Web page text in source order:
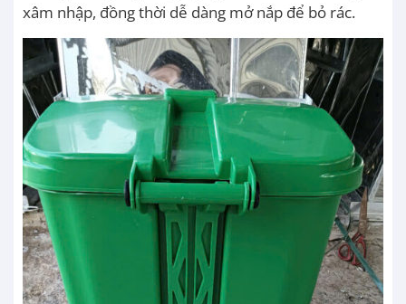
xâm nhập, đồng thời dễ dàng mở nắp để bỏ rác.